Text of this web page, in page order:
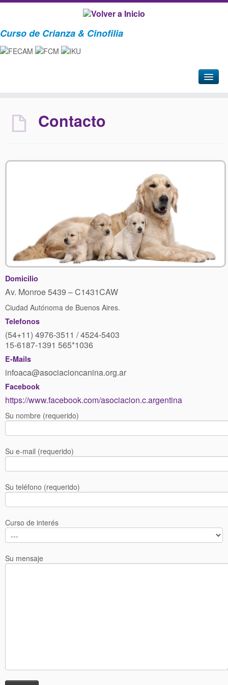
Curso de Crianza & Cinofilia
Cursos
01 – Introducción
02 – Breve historia, del Lobo al Perro doméstico
03 – Enfermedades Infecto Contagiosas – Plan Sanitario
04 – Anatomía I
05 – Anatomía II
06 – Movimiento I
07 – Introducción a la Genética
09 – Etología
10 – Puros por Cruza por Fenotipo – Conclusiones
Cinofilia
01 – Anatomía III
02 – Movimiento II
03 – Estándares – Cómo interpretarlos
Inscripción
Contacto
Domicilio
Av. Monroe 5439 – C1431CAW
Ciudad Autónoma de Buenos Aires.
Telefonos
(54+11) 4976-3511 / 4524-5403
15-6187-1391 565*1036
E-Mails
infoaca@asociacioncanina.org.ar
Facebook
https://www.facebook.com/asociacion.c.argentina
Su nombre (requerido)
Su e-mail (requerido)
Su teléfono (requerido)
Curso de interés
Su mensaje